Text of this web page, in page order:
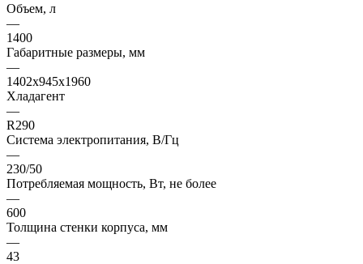
Объем, л
—
1400
Габаритные размеры, мм
—
1402х945х1960
Хладагент
—
R290
Система электропитания, В/Гц
—
230/50
Потребляемая мощность, Вт, не более
—
600
Толщина стенки корпуса, мм
—
43